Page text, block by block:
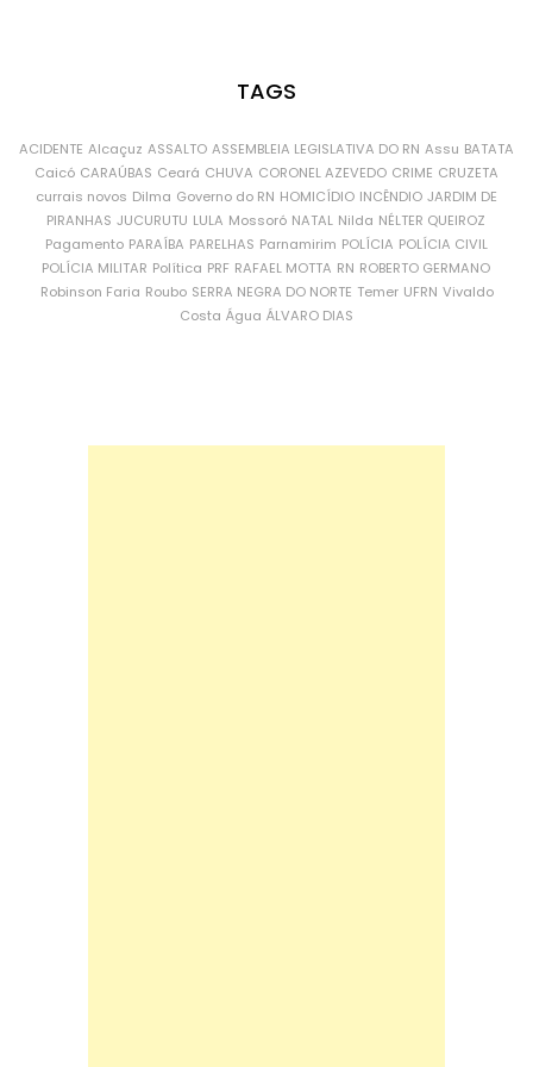
TAGS
ACIDENTE Alcaçuz ASSALTO ASSEMBLEIA LEGISLATIVA DO RN Assu BATATA
Caicó CARAÚBAS Ceará CHUVA CORONEL AZEVEDO CRIME CRUZETA
currais novos Dilma Governo do RN HOMICÍDIO INCÊNDIO JARDIM DE
PIRANHAS JUCURUTU LULA Mossoró NATAL Nilda NÉLTER QUEIROZ
Pagamento PARAÍBA PARELHAS Parnamirim POLÍCIA POLÍCIA CIVIL
POLÍCIA MILITAR Política PRF RAFAEL MOTTA RN ROBERTO GERMANO
Robinson Faria Roubo SERRA NEGRA DO NORTE Temer UFRN Vivaldo
Costa Água ÁLVARO DIAS